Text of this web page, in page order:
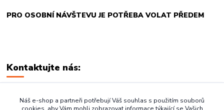
PRO OSOBNÍ NÁVŠTEVU JE POTŘEBA VOLAT PŘEDEM
Kontaktujte nás:
+420 774 678 717
Náš e-shop a partneři potřebují Váš souhlas s použitím souborů
cookies, aby Vám mohli zobrazovat informace týkající se Vašich